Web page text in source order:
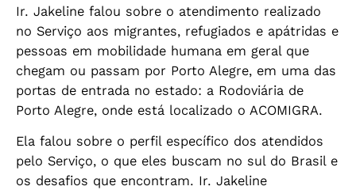
Ir. Jakeline falou sobre o atendimento realizado
no Serviço aos migrantes, refugiados e apátridas e
pessoas em mobilidade humana em geral que
chegam ou passam por Porto Alegre, em uma das
portas de entrada no estado: a Rodoviária de
Porto Alegre, onde está localizado o ACOMIGRA.
Ela falou sobre o perfil específico dos atendidos
pelo Serviço, o que eles buscam no sul do Brasil e
os desafios que encontram. Ir. Jakeline